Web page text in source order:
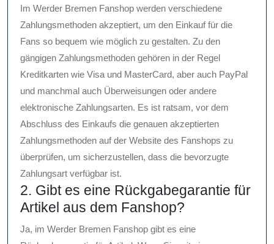
Im Werder Bremen Fanshop werden verschiedene
Zahlungsmethoden akzeptiert, um den Einkauf für die
Fans so bequem wie möglich zu gestalten. Zu den
gängigen Zahlungsmethoden gehören in der Regel
Kreditkarten wie Visa und MasterCard, aber auch PayPal
und manchmal auch Überweisungen oder andere
elektronische Zahlungsarten. Es ist ratsam, vor dem
Abschluss des Einkaufs die genauen akzeptierten
Zahlungsmethoden auf der Website des Fanshops zu
überprüfen, um sicherzustellen, dass die bevorzugte
Zahlungsart verfügbar ist.
2. Gibt es eine Rückgabegarantie für
Artikel aus dem Fanshop?
Ja, im Werder Bremen Fanshop gibt es eine